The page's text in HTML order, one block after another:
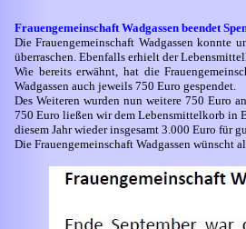
Frauengemeinschaft Wadgassen beendet
Die Frauengemeinschaft Wadgassen konnte
überraschen. Ebenfalls erhielt der
Wie bereits erwähnt, hat die
Wadgassen auch jeweils 750 Euro gespendet.
Des Weiteren wurden nun weitere 750 Euro
750 Euro ließen wir dem Lebensmittelkorb in
diesem Jahr wieder insgesamt 3.000 Euro für
Die Frauengemeinschaft Wadgassen wünscht